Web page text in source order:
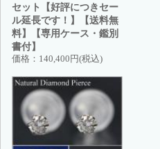
セット【好評につきセー
ル延長です！】【送料無
料】【専用ケース・鑑別
書付】
価格： 140,400円(税込)